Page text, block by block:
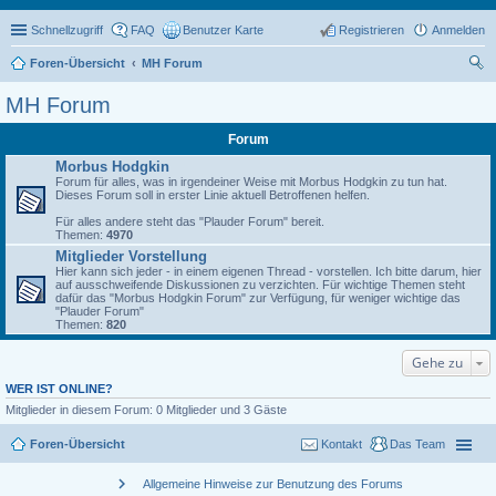
Schnellzugriff FAQ Benutzer Karte Anmelden
Registrieren
Foren-Übersicht
MH Forum
MH Forum
Forum
Morbus Hodgkin
Forum für alles, was in irgendeiner Weise mit Morbus Hodgkin zu tun hat.
Dieses Forum soll in erster Linie aktuell Betroffenen helfen.
Für alles andere steht das "Plauder Forum" bereit.
Themen: 4970
Mitglieder Vorstellung
Hier kann sich jeder - in einem eigenen Thread - vorstellen. Ich bitte darum, hier
auf ausschweifende Diskussionen zu verzichten. Für wichtige Themen steht
dafür das "Morbus Hodgkin Forum" zur Verfügung, für weniger wichtige das
"Plauder Forum"
Themen: 820
Gehe zu
WER IST ONLINE?
Mitglieder in diesem Forum: 0 Mitglieder und 3 Gäste
Foren-Übersicht Das Team
Kontakt
chevron_right Allgemeine Hinweise zur Benutzung des Forums